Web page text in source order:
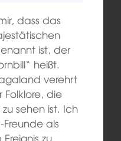
dass das
ist, der
heißt.
verehrt
die
sehen ist. Ich
als
zu